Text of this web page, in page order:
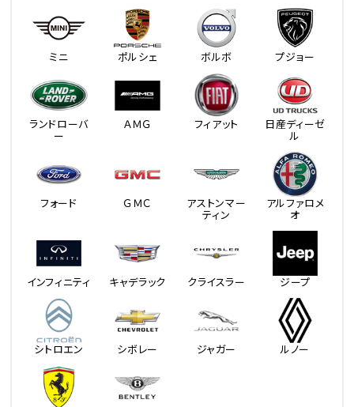
ミニ ポルシェ ボルボ プジョー
ランドローバ
ー
ＡＭＧ フィアット 日産ディーゼ
ル
フォード ＧＭＣ アストンマー
ティン
アルファロメ
オ
インフィニティ キャデラック クライスラー ジープ
シトロエン シボレー ジャガー ルノー